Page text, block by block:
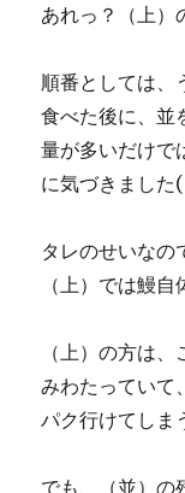
あれっ？（上）
順番としては、
食べた後に、並
量が多いだけで
に気づきまし
タレのせいなの
（上）では鰻
（上）の方は
みわたっていて
パク行けてしま
でも、（並）の